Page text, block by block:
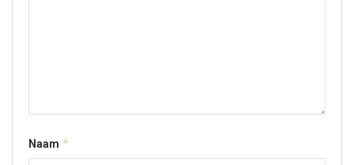
Naam *